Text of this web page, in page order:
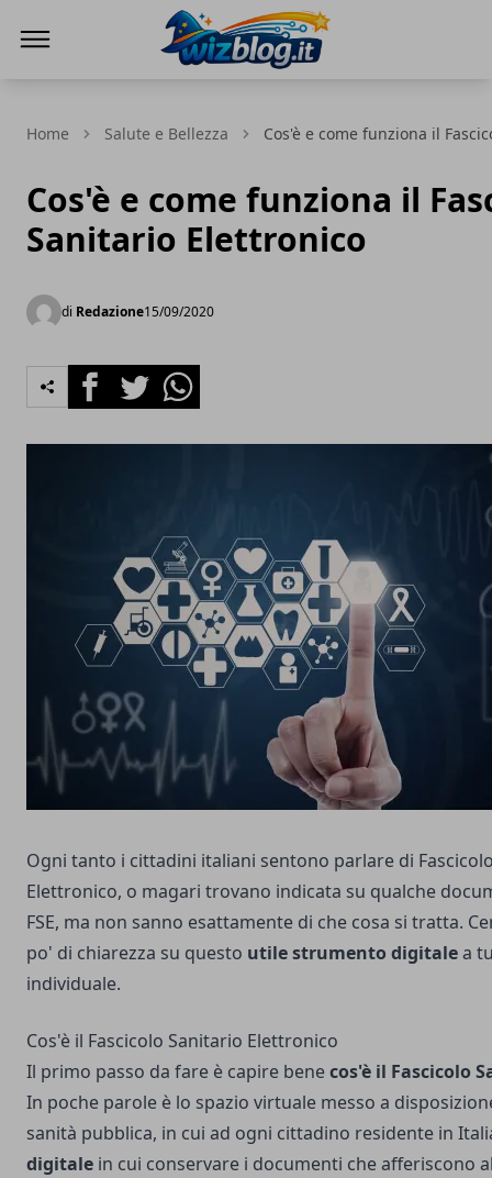
Home Salute e Bellezza Cos'è e come funziona il
Cos'è e come funziona il
Sanitario Elettronico
di Redazione15/09/2020
FacebookTwitterWhatsapp
Ogni tanto i cittadini italiani sentono parlare di
Elettronico, o magari trovano indicata su qualche
FSE, ma non sanno esattamente di che cosa si tratta.
po' di chiarezza su questo utile strumento digitalea
individuale.
Cos'è il Fascicolo Sanitario Elettronico
Il primo passo da fare è capire benecos'è il Fascicolo
In poche parole è lo spazio virtuale messo a
sanità pubblica, in cui ad ogni cittadino residente in
digitale in cui conservare i documenti che afferiscono